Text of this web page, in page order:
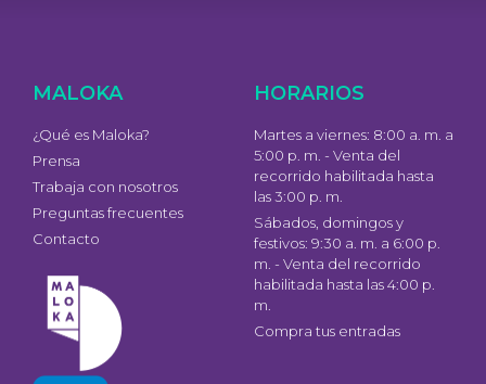
MALOKA
¿Qué es Maloka?
Prensa
Trabaja con nosotros
Preguntas frecuentes
Contacto
HORARIOS
Martes a viernes: 8:00 a. m. a
5:00 p. m. - Venta del
recorrido habilitada hasta
las 3:00 p. m.
Sábados, domingos y
festivos: 9:30 a. m. a 6:00 p.
m. - Venta del recorrido
habilitada hasta las 4:00 p.
m.
Compra tus entradas